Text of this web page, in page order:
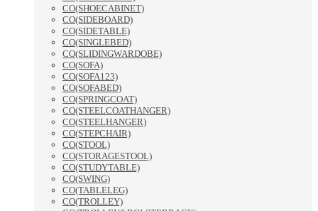
CO(SHOECABINET)
CO(SIDEBOARD)
CO(SIDETABLE)
CO(SINGLEBED)
CO(SLIDINGWARDOBE)
CO(SOFA)
CO(SOFA123)
CO(SOFABED)
CO(SPRINGCOAT)
CO(STEELCOATHANGER)
CO(STEELHANGER)
CO(STEPCHAIR)
CO(STOOL)
CO(STORAGESTOOL)
CO(STUDYTABLE)
CO(SWING)
CO(TABLELEG)
CO(TROLLEY)